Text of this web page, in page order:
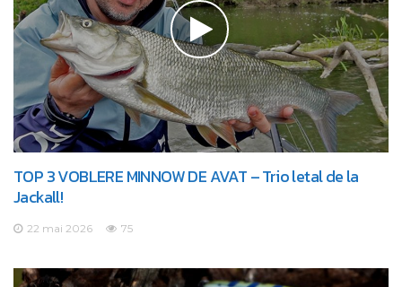
TOP 3 VOBLERE MINNOW DE AVAT – Trio letal de la
Jackall!
22 mai 2026 75